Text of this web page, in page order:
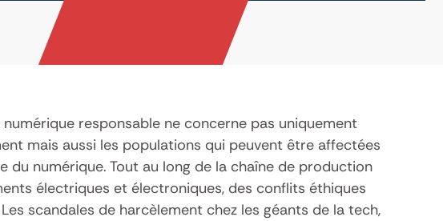
responsable ne concerne pas uniquement
mais aussi les populations qui peuvent être affectées
du numérique. Tout au long de la chaîne de production
électriques et électroniques, des conflits éthiques
scandales de harcèlement chez les géants de la tech,